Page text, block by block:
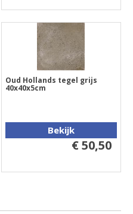
Oud Hollands tegel grijs
40x40x5cm
Bekijk
€ 50,50